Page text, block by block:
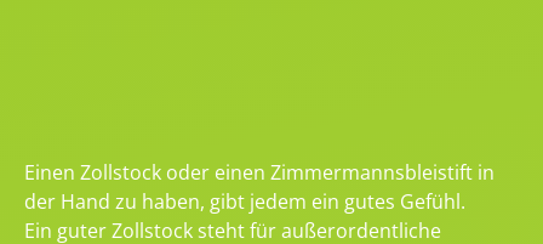
Einen Zollstock oder einen Zimmermannsbleistift in
der Hand zu haben, gibt jedem ein gutes Gefühl.
Ein guter Zollstock steht für außerordentliche